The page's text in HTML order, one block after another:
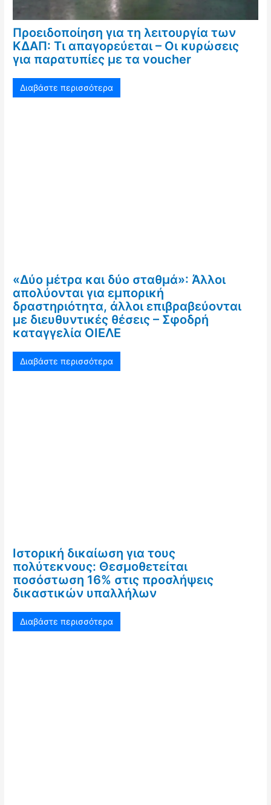
Προειδοποίηση για τη λειτουργία των
ΚΔΑΠ: Τι απαγορεύεται – Οι κυρώσεις
για παρατυπίες με τα voucher
Διαβάστε περισσότερα
«Δύο μέτρα και δύο σταθμά»: Άλλοι
απολύονται για εμπορική
δραστηριότητα, άλλοι επιβραβεύονται
με διευθυντικές θέσεις – Σφοδρή
καταγγελία ΟΙΕΛΕ
Διαβάστε περισσότερα
Ιστορική δικαίωση για τους
πολύτεκνους: Θεσμοθετείται
ποσόστωση 16% στις προσλήψεις
δικαστικών υπαλλήλων
Διαβάστε περισσότερα